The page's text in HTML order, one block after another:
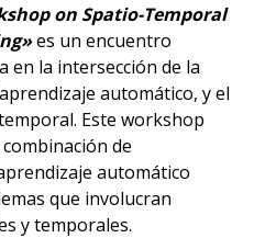
on Spatio-Temporal
es un encuentro
en la intersección de la
automático, y el
Este workshop
de
automático
que involucran
y temporales.